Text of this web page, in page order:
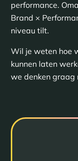
performance.
Brand ×
niveau tilt.
Wil je weten hoe
kunnen laten
we denken graag